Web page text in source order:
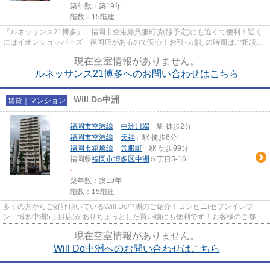
築年数：築19年
階数：15階建
『ルネッサンス21博多』：福岡市空港線呉服町(削除予定)にも近くて便利！近く
にはイオンショッパーズ 福岡店があるので安心！お引っ越しの時期はご相談し
ていただければ対応いたしま...
現在空室情報がありません。
ルネッサンス21博多へのお問い合わせはこちら
賃貸｜マンション Will Do中洲
福岡市空港線 「中洲川端 」駅 徒歩2分
福岡市空港線 「天神 」駅 徒歩6分
福岡市箱崎線 「呉服町 」駅 徒歩99分
福岡県福岡市博多区中洲 ５丁目5-16
-
築年数：築19年
階数：15階建
多くの方からご好評頂いているWill Do中洲のご紹介！コンビニ(セブンイレブ
ン 博多中洲5丁目店)がありちょっとした買い物にも便利です！お客様のご都合
のいい引っ越し日時をご相談く...
現在空室情報がありません。
Will Do中洲へのお問い合わせはこちら